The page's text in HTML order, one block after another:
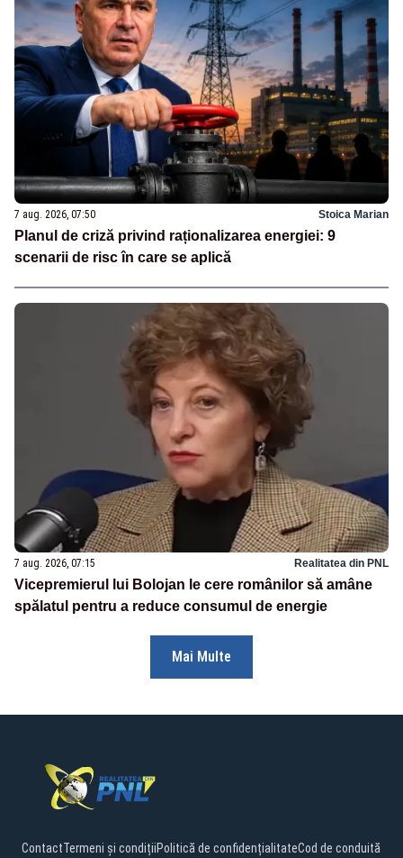
7 aug. 2026, 07:50 Stoica Marian
Planul de criză privind raționalizarea energiei: 9
scenarii de risc în care se aplică
7 aug. 2026, 07:15 Realitatea din PNL
Vicepremierul lui Bolojan le cere românilor să amâne
spălatul pentru a reduce consumul de energie
Mai Multe
ContactTermeni și condițiiPolitică de confidențialitateCod de conduită